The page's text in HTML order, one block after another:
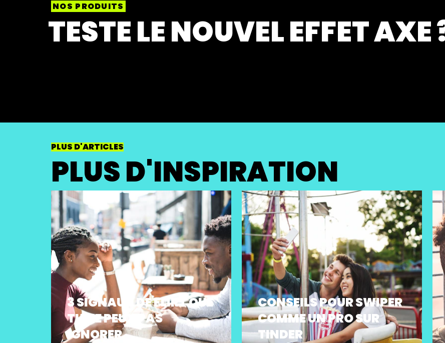
NOS PRODUITS
TESTE LE NOUVEL EFFET AXE
PLUS D'ARTICLES
PLUS D'INSPIRATION
3 SIGNAUX DE FLIRT QUE
TU NE PEUX PAS
IGNORER
CONSEILS POUR SWIPER
COMME UN PRO SUR
TINDER